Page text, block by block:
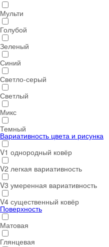
Мульти
Голубой
Зеленый
Синий
Светло-серый
Светлый
Микс
Темный
Вариативность цвета и рисунка
V1 однородный ковёр
V2 легкая вариативность
V3 умеренная вариативность
V4 существенный ковёр
Поверхность
Матовая
Глянцевая